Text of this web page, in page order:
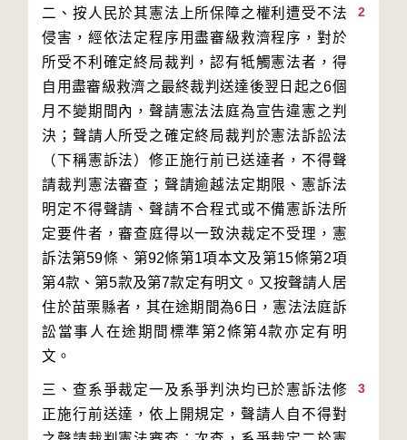
2
二、按人民於其憲法上所保障之權利遭受不法
侵害，經依法定程序用盡審級救濟程序，對於
所受不利確定終局裁判，認有牴觸憲法者，得
自用盡審級救濟之最終裁判送達後翌日起之6個
月不變期間內，聲請憲法法庭為宣告違憲之判
決；聲請人所受之確定終局裁判於憲法訴訟法
（下稱憲訴法）修正施行前已送達者，不得聲
請裁判憲法審查；聲請逾越法定期限、憲訴法
明定不得聲請、聲請不合程式或不備憲訴法所
定要件者，審查庭得以一致決裁定不受理，憲
訴法第59條、第92條第1項本文及第15條第2項
第4款、第5款及第7款定有明文。又按聲請人居
住於苗栗縣者，其在途期間為6日，憲法法庭訴
訟當事人在途期間標準第2條第4款亦定有明
3
三、查系爭裁定一及系爭判決均已於憲訴法修
正施行前送達，依上開規定，聲請人自不得對